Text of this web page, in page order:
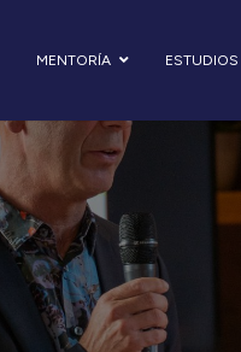
MENTORÍA ESTUDIOS